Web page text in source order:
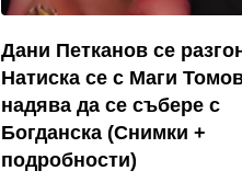
Дани Петканов се
Натиска се с Маги
надява да се събере с
Богданска (Снимки +
подробности)